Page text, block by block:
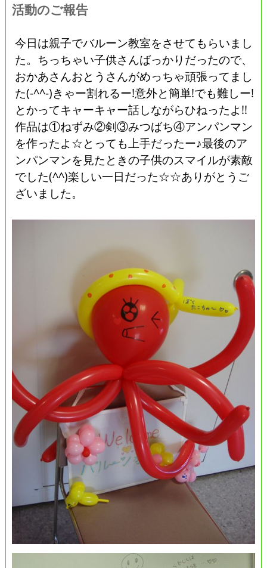
活動のご報告
今日は親子でバルーン教室をさせてもらいまし
た。ちっちゃい子供さんばっかりだったので、
おかあさんおとうさんがめっちゃ頑張ってまし
た(-^^-)きゃー割れるー!意外と簡単!でも難しー!
とかってキャーキャー話しながらひねったよ!!
作品は①ねずみ②剣③みつばち④アンパンマン
を作ったよ☆とっても上手だったー♪最後のア
ンパンマンを見たときの子供のスマイルが素敵
でした(^^)楽しい一日だった☆☆ありがとうご
ざいました。